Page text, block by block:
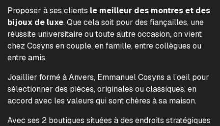
Proposer à ses clients le meilleur des montres et des
bijoux de luxe. Que cela soit pour des fiançailles, une
réussite universitaire ou toute autre occasion, on vient
chez Cosyns en couple, en famille, entre collègues ou
entre amis.
Joaillier formé à Anvers, Emmanuel Cosyns a l’oeil pour
sélectionner des pièces, originales ou classiques, en
accord avec les valeurs qui sont chères à sa maison.
Avec ses 2 boutiques situées à des endroits stratégiques